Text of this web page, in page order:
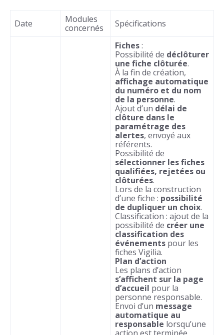
Date
Modules
concernés
Spécifications
Fiches:
Possibilité de déclôturer
une fiche clôturée.
À la fin de création,
affichage automatique
du numéro et du nom
de la personne.
Ajout d’un délai de
clôture dans le
paramétrage des
alertes, envoyé aux
référents.
Possibilité de
sélectionner les fiches
qualifiées, rejetées ou
clôturées.
Lors de la construction
d’une fiche : possibilité
de dupliquer un choix.
Classification : ajout de la
possibilité de créer une
classification des
événements pour les
fiches Vigilia.
Plan d’action
Les plans d’action
s’affichent sur la page
d’accueil pour la
personne responsable.
Envoi d’un message
automatique au
responsable lorsqu’une